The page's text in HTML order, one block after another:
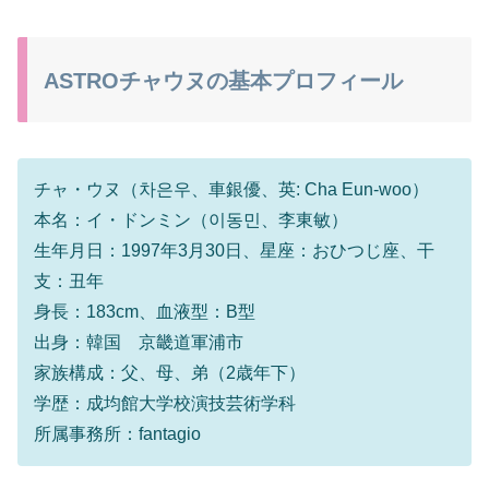
ASTROチャウヌの基本プロフィール
チャ・ウヌ（차은우、車銀優、英: Cha Eun-woo）
本名：イ・ドンミン（이동민、李東敏）
生年月日：1997年3月30日、星座：おひつじ座、干
支：丑年
身長：183cm、血液型：B型
出身：韓国 京畿道軍浦市
家族構成：父、母、弟（2歳年下）
学歴：成均館大学校演技芸術学科
所属事務所：fantagio